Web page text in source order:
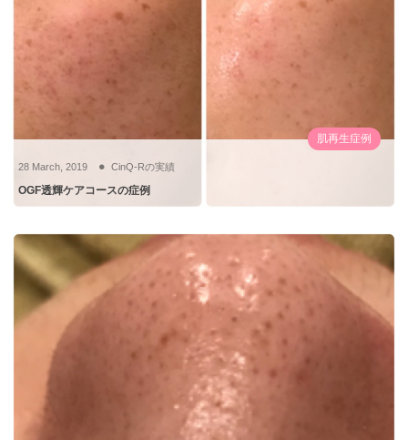
肌再生症例
28 March 2019 CinQ-Rの実績
OGF透輝ケアコースの症例